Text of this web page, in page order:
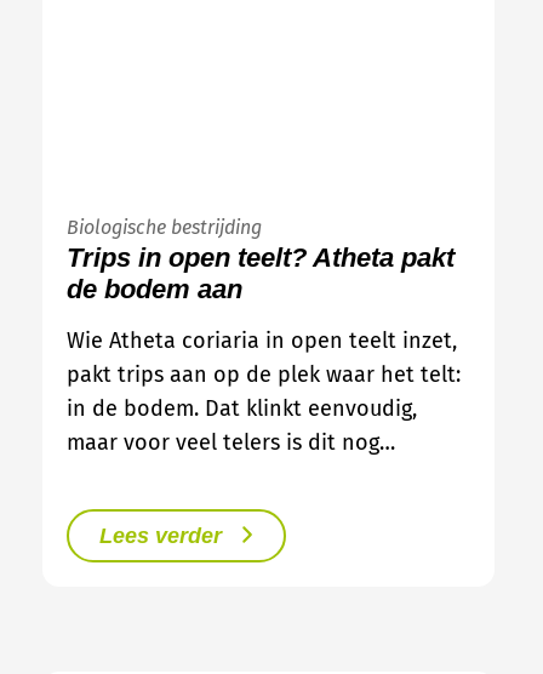
Biologische bestrijding
Trips in open teelt? Atheta pakt
de bodem aan
Wie Atheta coriaria in open teelt inzet,
pakt trips aan op de plek waar het telt:
in de bodem. Dat klinkt eenvoudig,
maar voor veel telers is dit nog…
Lees verder